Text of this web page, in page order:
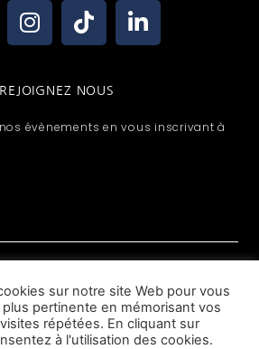
REJOIGNEZ NOUS
évènements en vous inscrivant à
sur notre site Web pour vous
pertinente en mémorisant vos
répétées. En cliquant sur
à l'utilisation des cookies.